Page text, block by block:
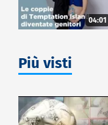
04:01
Più visti